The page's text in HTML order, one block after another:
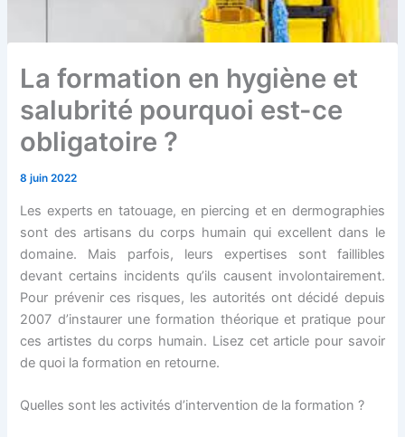
La formation en hygiène et
salubrité pourquoi est-ce
obligatoire ?
8 juin 2022
Les experts en tatouage, en piercing et en dermographies
sont des artisans du corps humain qui excellent dans le
domaine. Mais parfois, leurs expertises sont faillibles
devant certains incidents qu’ils causent involontairement.
Pour prévenir ces risques, les autorités ont décidé depuis
2007 d’instaurer une formation théorique et pratique pour
ces artistes du corps humain. Lisez cet article pour savoir
de quoi la formation en retourne.
Quelles sont les activités d’intervention de la formation ?